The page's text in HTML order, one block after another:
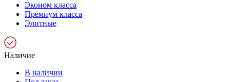
Эконом класса
Премиум класса
Элитные
Наличие
В наличии